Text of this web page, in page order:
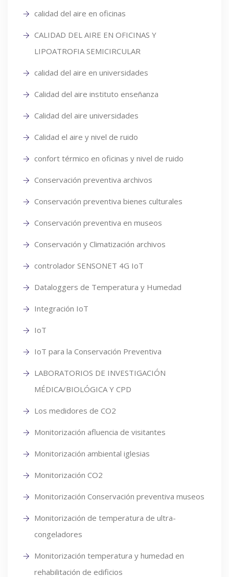
calidad del aire en oficinas
CALIDAD DEL AIRE EN OFICINAS Y
LIPOATROFIA SEMICIRCULAR
calidad del aire en universidades
Calidad del aire instituto enseñanza
Calidad del aire universidades
Calidad el aire y nivel de ruido
confort térmico en oficinas y nivel de ruido
Conservación preventiva archivos
Conservación preventiva bienes culturales
Conservación preventiva en museos
Conservación y Climatización archivos
controlador SENSONET 4G IoT
Dataloggers de Temperatura y Humedad
Integración IoT
IoT
IoT para la Conservación Preventiva
LABORATORIOS DE INVESTIGACIÓN
MÉDICA/BIOLÓGICA Y CPD
Los medidores de CO2
Monitorización afluencia de visitantes
Monitorización ambiental iglesias
Monitorización CO2
Monitorización Conservación preventiva museos
Monitorización de temperatura de ultra-
congeladores
Monitorización temperatura y humedad en
rehabilitación de edificios